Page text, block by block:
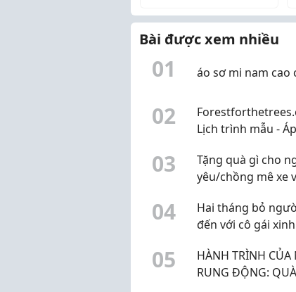
Bài được xem nhiều
01 áo sơ mi nam cao
02
Lịch trình mẫu -
Nẵng
03
Tặng quà gì cho
yêu/chồng mê xe
04
Hai tháng bỏ
đến với cô gái
05
HÀNH TRÌNH CỦA
RUNG ĐỘNG: